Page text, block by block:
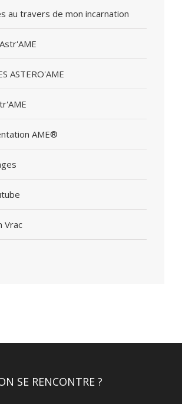
au travers de mon incarnation
ASTERO'AME
AME®
Vrac
SE RENCONTRE ?